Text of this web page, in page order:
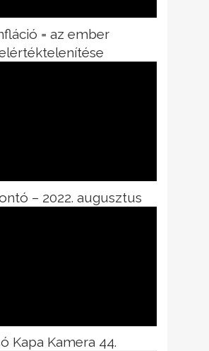
= az ember
– 2022. augusztus
Kapa Kamera 44.